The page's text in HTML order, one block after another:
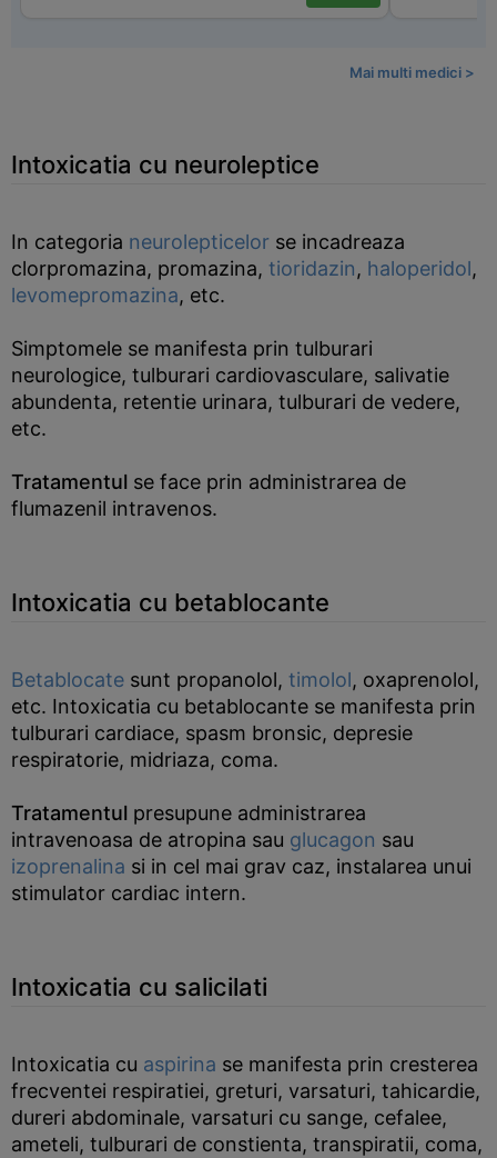
Mai multi medici >
Intoxicatia cu neuroleptice
In categoria neurolepticelor se incadreaza
clorpromazina, promazina, tioridazin, haloperidol,
levomepromazina, etc.
Simptomele se manifesta prin tulburari
neurologice, tulburari cardiovasculare, salivatie
abundenta, retentie urinara, tulburari de vedere,
etc.
Tratamentul se face prin administrarea de
flumazenil intravenos.
Intoxicatia cu betablocante
Betablocate sunt propanolol, timolol, oxaprenolol,
etc. Intoxicatia cu betablocante se manifesta prin
tulburari cardiace, spasm bronsic, depresie
respiratorie, midriaza, coma.
Tratamentul presupune administrarea
intravenoasa de atropina sau glucagon sau
izoprenalina si in cel mai grav caz, instalarea unui
stimulator cardiac intern.
Intoxicatia cu salicilati
Intoxicatia cu aspirina se manifesta prin cresterea
frecventei respiratiei, greturi, varsaturi, tahicardie,
dureri abdominale, varsaturi cu sange, cefalee,
ameteli, tulburari de constienta, transpiratii, coma,